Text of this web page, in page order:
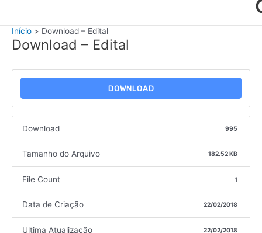
Início Download – Edital
Download – Edital
DOWNLOAD
Download 995
Tamanho do Arquivo 182.52 KB
File Count 1
Data de Criação 22/02/2018
Ultima Atualização 22/02/2018